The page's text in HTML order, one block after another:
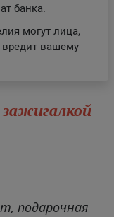
подарочная
банка.
могут лица,
вредит вашему